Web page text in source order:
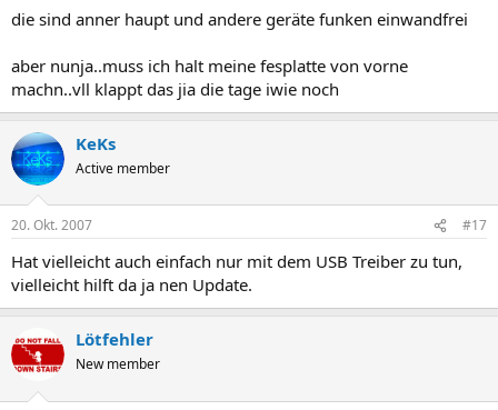
die sind anner haupt und andere geräte funken einwandfrei
aber nunja..muss ich halt meine fesplatte von vorne
machn..vll klappt das jia die tage iwie noch
KeKs
Active member
20. Okt. 2007 #17
Hat vielleicht auch einfach nur mit dem USB Treiber zu tun,
vielleicht hilft da ja nen Update.
Lötfehler
New member